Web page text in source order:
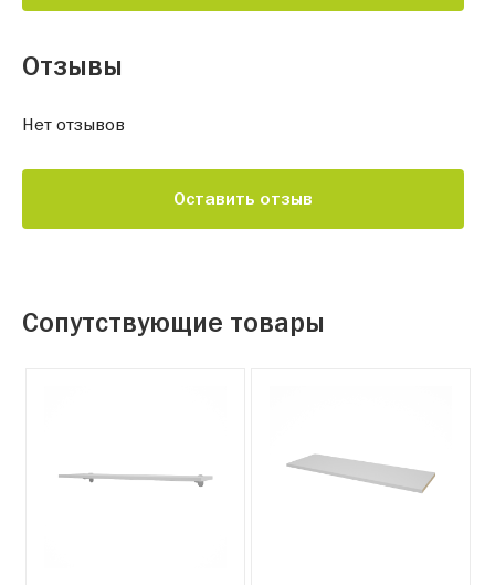
Отзывы
Нет отзывов
Оставить отзыв
Сопутствующие товары